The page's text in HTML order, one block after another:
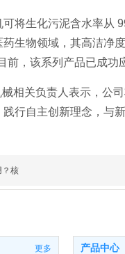
将生化污泥含水率
生物领域，其高洁
，该系列产品已成功
相关负责人表示，
行自主创新理念，与
？核
更多 产品中心